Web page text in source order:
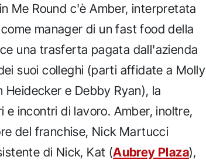
Me Round c'è Amber, interpretata
manager di un fast food della
una trasferta pagata dall'azienda
suoi colleghi (parti affidate a Molly
Heidecker e Debby Ryan), la
e incontri di lavoro. Amber, inoltre,
del franchise, Nick Martucci
di Nick, Kat (Aubrey Plaza),